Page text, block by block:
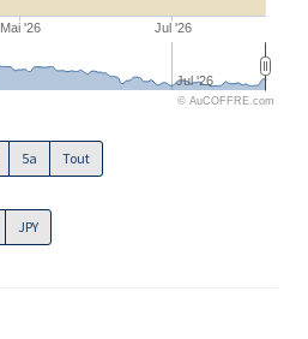
Mai '26 Jul '26
Jul '26
© AuCOFFRE.com
5a
Tout
JPY